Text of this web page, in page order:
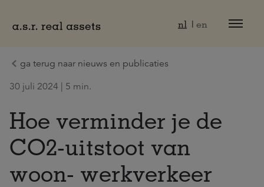
nl en
ga terug naar nieuws en publicaties
30 juli 2024 | 5 min.
Hoe verminder je de
CO2-uitstoot van
woon- werkverkeer